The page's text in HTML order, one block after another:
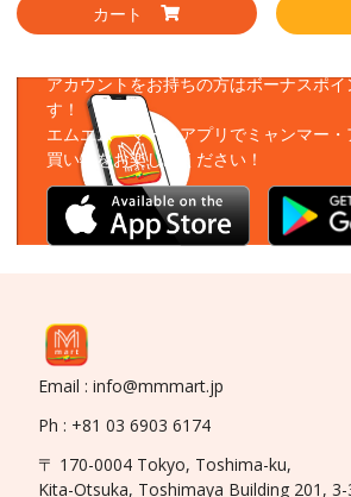
カート
アカウントをお持ちの方はボーナスポ
す！
エムエムーマートアプリでミャンマー
買い物をお楽しみください！
Email : info@mmmart.jp
Ph : +81 03 6903 6174
〒 170-0004 Tokyo, Toshima-ku,
Kita-Otsuka, Toshimaya Building 201, 3-